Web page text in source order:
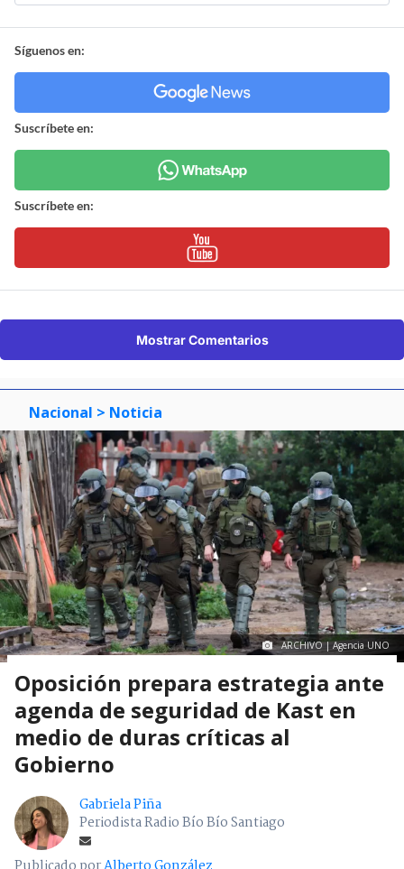
Síguenos en:
Suscríbete en:
Suscríbete en:
Mostrar Comentarios
Nacional > Noticia
ARCHIVO | Agencia UNO
Oposición prepara estrategia ante
agenda de seguridad de Kast en
medio de duras críticas al
Gobierno
Gabriela Piña
Periodista Radio Bío Bío Santiago